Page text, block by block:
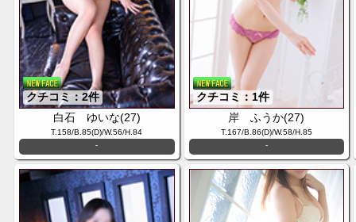
クチコミ：2件
白石 ゆいな(27)
T.158/B.85(D)/W.56/H.84
-
クチコミ：1件
岸 ふうか(27)
T.167/B.86(D)/W.58/H.85
-